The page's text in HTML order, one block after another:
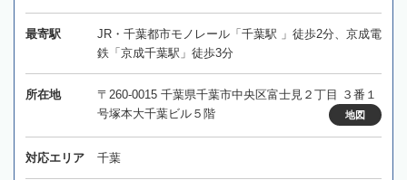
最寄駅
JR・千葉都市モノレール「千葉駅 」徒歩2分、京成電
鉄「京成千葉駅」徒歩3分
所在地
〒260-0015 千葉県千葉市中央区富士見２丁目 ３番１
号塚本大千葉ビル５階
地図
対応エリア 千葉